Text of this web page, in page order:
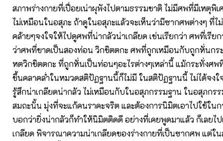
สภาพร่างกายที่เปื่อยเน่าผุพังไปตามธรรมชาติ ไม่มีศพที่มีเหตุพิ
ไม่เหมือนในอสุภะ ถ้าดูในอสุภะแล้วจะเห็นว่ามีซากศพต่างๆ ที่ไ
คล้ายๆจงใจให้ไปดูศพที่น่ากลัวน่าเกลียด เช่นเรียกว่า ศพที่เรีย
ว่าศพที่ขาดเป็นสองท่อน วิกขิตตกะ ศพที่ถูกเหมือนกับถูกหั่นกร
หตวิกขิตตกะ ที่ถูกหั่นเป็นท่อนๆอะไรต่างๆเหล่านี้ แม้กระทั่งศ
ขึ้นคลาคล่ำในหมวดสติปัฏฐานนี้ก็ไม่มี ในสติปัฏฐานนี้ ไม่ได้จงใ
รู้สึกน่าเกลียดน่ากลัว ไม่เหมือนกับในอสุภกรรมฐาน ในอสุภกรร
สมถะนั้น มุ่งที่จะแก้คนราคะจริต และต้องการนิมิตเอาไปใช้ใน
บอกว่ายิ่งน่ากลัวก็ทำให้นิมิตติดดี อย่างที่เคยพูดมาแล้ว ก็เลยไป
เกลียด พิจารณาความน่าเกลียดของร่างกายที่เป็นซากศพ แต่ใ